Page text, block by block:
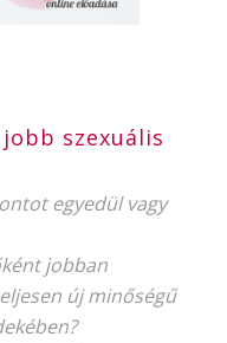
szexuális
egyedül vagy
jobban
új minőségű